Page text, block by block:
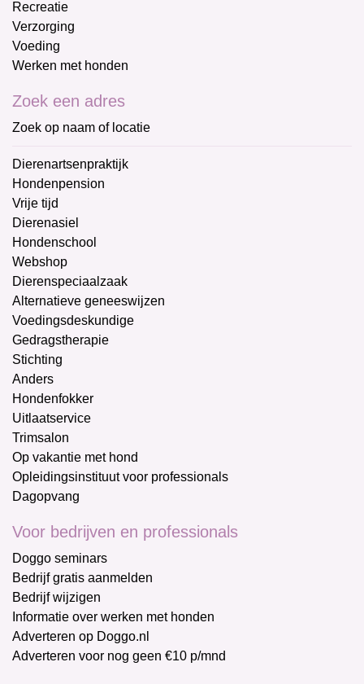
Recreatie
Verzorging
Voeding
Werken met honden
Zoek een adres
Zoek op naam of locatie
Dierenartsenpraktijk
Hondenpension
Vrije tijd
Dierenasiel
Hondenschool
Webshop
Dierenspeciaalzaak
Alternatieve geneeswijzen
Voedingsdeskundige
Gedragstherapie
Stichting
Anders
Hondenfokker
Uitlaatservice
Trimsalon
Op vakantie met hond
Opleidingsinstituut voor professionals
Dagopvang
Voor bedrijven en professionals
Doggo seminars
Bedrijf gratis aanmelden
Bedrijf wijzigen
Informatie over werken met honden
Adverteren op Doggo.nl
Adverteren voor nog geen €10 p/mnd